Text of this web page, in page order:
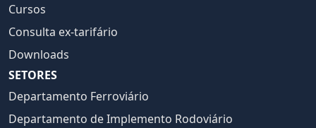
Cursos
Consulta ex-tarifário
Downloads
SETORES
Departamento Ferroviário
Departamento de Implemento Rodoviário